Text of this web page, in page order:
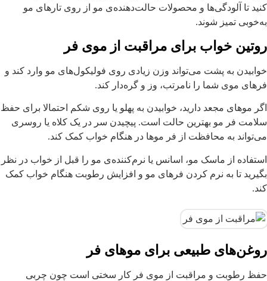
تا آلودگی‌ها و محصولات حالت‌دهنده‌ی مو از روی تارهای مو
تمیز شوند.
خواب برای مراقبت از موی فر
به پشت می‌تواند وزن زیادی روی فولیکول‌های مو وارد کند و
موی شما را نامرتب، وز و گره‌دار کند.
موهای مجعد دارید، خوابیدن به پهلو یا روی شکم احتمالا برای حفظ
فر مو بهترین حالت است. پیچیدن سر در یک کلاه یا روسری
به محافظت از فر موها در هنگام خواب کمک کند.
از ماسک مو، اسانس یا نرم‌کننده‌ی مو را قبل از خواب در نظر
تا به نرم کردن فرهای مو و افزایش رطوبت هنگام خواب کمک
طبیعی برای موهای فر
رطوبت و مراقبت از موی فر کار سختی است چون چربی